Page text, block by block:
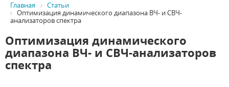
Главная
Статьи
Оптимизация динамического диапазона ВЧ- и СВЧ-
анализаторов спектра
Оптимизация динамического
диапазона ВЧ- и СВЧ-анализаторов
спектра